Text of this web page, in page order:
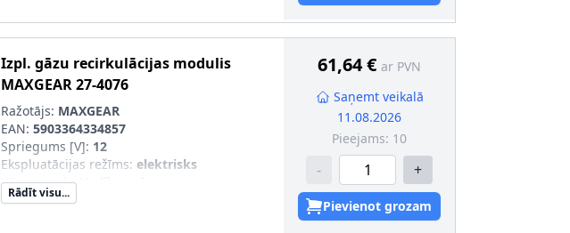
Izpl. gāzu recirkulācijas modulis
MAXGEAR27-4076
Ražotājs: MAXGEAR
EAN: 5903364334857
Spriegums [V]: 12
Ekspluatācijas režīms: elektrisks
Vārsta veids:
Rādīt visu...
61,64 € ar PVN
Saņemt veikalā
11.08.2026
Pieejams: 10
- +
Pievienot grozam